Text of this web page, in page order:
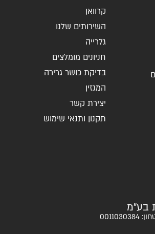
קרוואן
השירותים שלנו
גלרייה
חניונים מומלצים
בדיקת כושר גרירה
המגזין
יצירת קשר
תקנון ותנאי שימוש
בע"מ